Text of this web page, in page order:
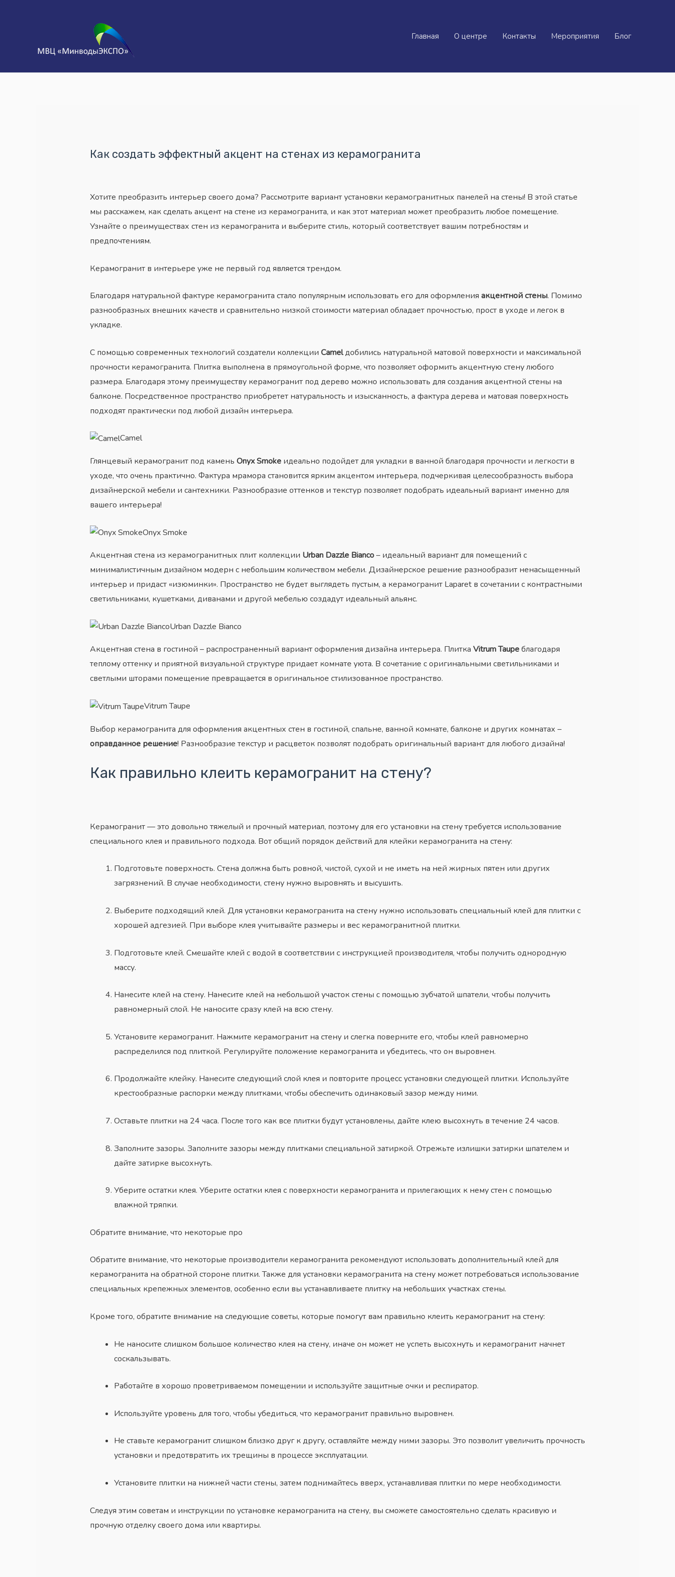
Главная О центре Контакты Мероприятия Блог
Как создать эффектный акцент на стенах из керамогранита
Хотите преобразить интерьер своего дома? Рассмотрите вариант установки керамогранитных панелей на стены! В этой статье
мы расскажем, как сделать акцент на стене из керамогранита, и как этот материал может преобразить любое помещение.
Узнайте о преимуществах стен из керамогранита и выберите стиль, который соответствует вашим потребностям и
предпочтениям.
Керамогранит в интерьере уже не первый год является трендом.
Благодаря натуральной фактуре керамогранита стало популярным использовать его для оформления акцентной стены. Помимо
разнообразных внешних качеств и сравнительно низкой стоимости материал обладает прочностью, прост в уходе и легок в
укладке.
С помощью современных технологий создатели коллекции Camelдобились натуральной матовой поверхности и максимальной
прочности керамогранита. Плитка выполнена в прямоугольной форме, что позволяет оформить акцентную стену любого
размера. Благодаря этому преимуществу керамогранит под дерево можно использовать для создания акцентной стены на
балконе. Посредственное пространство приобретет натуральность и изысканность, а фактура дерева и матовая поверхность
подходят практически под любой дизайн интерьера.
Camel
Глянцевый керамогранит под камень Onyx Smokeидеально подойдет для укладки в ванной благодаря прочности и легкости в
уходе, что очень практично. Фактура мрамора становится ярким акцентом интерьера, подчеркивая целесообразность выбора
дизайнерской мебели и сантехники. Разнообразие оттенков и текстур позволяет подобрать идеальный вариант именно для
вашего интерьера!
Onyx Smoke
Акцентная стена из керамогранитных плит коллекции Urban Dazzle Bianco– идеальный вариант для помещений с
минималистичным дизайном модерн с небольшим количеством мебели. Дизайнерское решение разнообразит ненасыщенный
интерьер и придаст «изюминки». Пространство не будет выглядеть пустым, а керамогранит Laparet в сочетании с контрастными
светильниками, кушетками, диванами и другой мебелью создадут идеальный альянс.
Urban Dazzle Bianco
Акцентная стена в гостиной – распространенный вариант оформления дизайна интерьера. Плитка Vitrum Taupeблагодаря
теплому оттенку и приятной визуальной структуре придает комнате уюта. В сочетание с оригинальными светильниками и
светлыми шторами помещение превращается в оригинальное стилизованное пространство.
Vitrum Taupe
Выбор керамогранита для оформления акцентных стен в гостиной, спальне, ванной комнате, балконе и других комнатах –
оправданное решение! Разнообразие текстур и расцветок позволят подобрать оригинальный вариант для любого дизайна!
Как правильно клеить керамогранит на стену?
Керамогранит — это довольно тяжелый и прочный материал, поэтому для его установки на стену требуется использование
специального клея и правильного подхода. Вот общий порядок действий для клейки керамогранита на стену:
Подготовьте поверхность. Стена должна быть ровной, чистой, сухой и не иметь на ней жирных пятен или других
загрязнений. В случае необходимости, стену нужно выровнять и высушить.
Выберите подходящий клей. Для установки керамогранита на стену нужно использовать специальный клей для плитки с
хорошей адгезией. При выборе клея учитывайте размеры и вес керамогранитной плитки.
Подготовьте клей. Смешайте клей с водой в соответствии с инструкцией производителя, чтобы получить однородную
массу.
Нанесите клей на стену. Нанесите клей на небольшой участок стены с помощью зубчатой шпатели, чтобы получить
равномерный слой. Не наносите сразу клей на всю стену.
Установите керамогранит. Нажмите керамогранит на стену и слегка поверните его, чтобы клей равномерно
распределился под плиткой. Регулируйте положение керамогранита и убедитесь, что он выровнен.
Продолжайте клейку. Нанесите следующий слой клея и повторите процесс установки следующей плитки. Используйте
крестообразные распорки между плитками, чтобы обеспечить одинаковый зазор между ними.
Оставьте плитки на 24 часа. После того как все плитки будут установлены, дайте клею высохнуть в течение 24 часов.
Заполните зазоры. Заполните зазоры между плитками специальной затиркой. Отрежьте излишки затирки шпателем и
дайте затирке высохнуть.
Уберите остатки клея. Уберите остатки клея с поверхности керамогранита и прилегающих к нему стен с помощью
влажной тряпки.
Обратите внимание, что некоторые про
Обратите внимание, что некоторые производители керамогранита рекомендуют использовать дополнительный клей для
керамогранита на обратной стороне плитки. Также для установки керамогранита на стену может потребоваться использование
специальных крепежных элементов, особенно если вы устанавливаете плитку на небольших участках стены.
Кроме того, обратите внимание на следующие советы, которые помогут вам правильно клеить керамогранит на стену:
Не наносите слишком большое количество клея на стену, иначе он может не успеть высохнуть и керамогранит начнет
соскальзывать.
Работайте в хорошо проветриваемом помещении и используйте защитные очки и респиратор.
Используйте уровень для того, чтобы убедиться, что керамогранит правильно выровнен.
Не ставьте керамогранит слишком близко друг к другу, оставляйте между ними зазоры. Это позволит увеличить прочность
установки и предотвратить их трещины в процессе эксплуатации.
Установите плитки на нижней части стены, затем поднимайтесь вверх, устанавливая плитки по мере необходимости.
Следуя этим советам и инструкции по установке керамогранита на стену, вы сможете самостоятельно сделать красивую и
прочную отделку своего дома или квартиры.